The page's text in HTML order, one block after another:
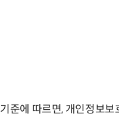
기준에 따르면, 개인정보